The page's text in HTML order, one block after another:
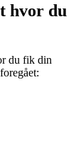
hvor du
du fik din